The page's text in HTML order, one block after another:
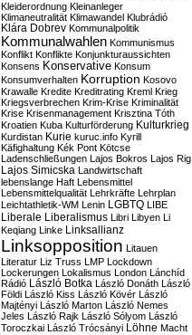
Kleiderordnung Kleinanleger
Klimaneutralität Klimawandel Klubrádió
Klára Dobrev Kommunalpolitik
Kommunalwahlen Kommunismus
Konflikt Konflikte Konjunkturaussichten
Konsens Konservative Konsum
Konsumverhalten Korruption Kosovo
Krawalle Kredite Kreditrating Kreml Krieg
Kriegsverbrechen Krim-Krise Kriminalität
Krise Krisenmanagement Krisztina Tóth
Kroatien Kuba Kulturförderung Kulturkrieg
Kurdistan Kurie kuruc.info Kyrill
Käfighaltung Kék Pont Kötcse
Ladenschließungen Lajos Bokros Lajos Rig
Lajos Simicska Landwirtschaft
lebenslange Haft Lebensmittel
Lebensmittelqualität Lehrkräfte Lehrplan
Leichtathletik-WM Lenin LGBTQ LIBE
Liberale Liberalismus Libri Libyen Li
Keqiang Linke Linksallianz
Linksopposition Litauen
Literatur Liz Truss LMP Lockdown
Lockerungen Lokalismus London Lánchíd
Rádió
László Botka László Donáth László
Földi László Kiss László Kövér László
Majtényi László Marton László Nemes
Jeles László Rajk László Sólyom László
Toroczkai László Trócsányi Löhne Macht